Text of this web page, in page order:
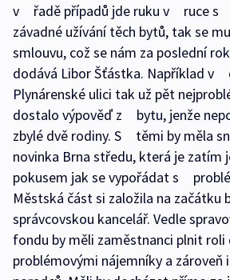
v řadě případů jde ruku v ruce s
závadné užívání těch bytů, tak se
smlouvu, což se nám za poslední
dodává Libor Šťástka. Například v
Plynárenské ulici tak už pět
dostalo výpověď z bytu, jenže
zbylé dvě rodiny. S těmi by měla
novinka Brna středu, která je zatím
pokusem jak se vypořádat s
Městská část si založila na začátku
správcovskou kancelář. Vedle
fondu by měli zaměstnanci plnit roli
problémovými nájemníky a zároveň